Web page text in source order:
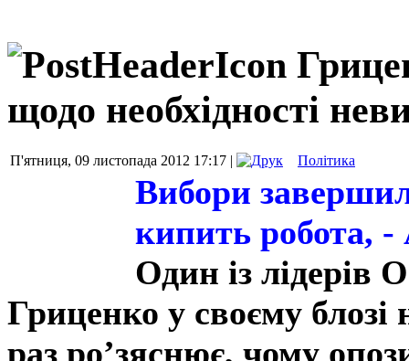
щодо необхідності
П'ятниця, 09 листопада 2012 17:17 | Політика
Вибори
кипить робота,
Один із лідерів
Гриценко у своєму блозі
раз ро’зяснює, чому